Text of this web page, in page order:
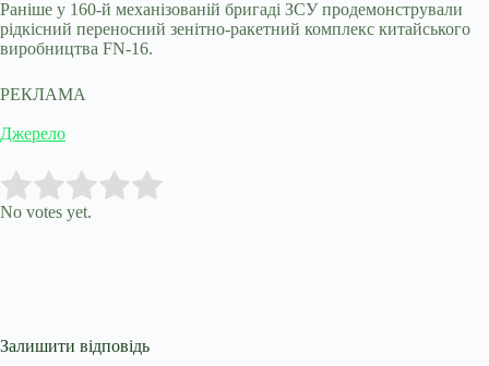
Раніше у 160-й механізованій бригаді ЗСУ продемонстрували
рідкісний переносний зенітно-ракетний комплекс китайського
виробництва FN-16.
РЕКЛАМА
Джерело
Rate this item:
No votes yet.
Залишити відповідь